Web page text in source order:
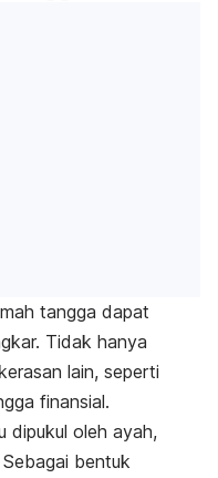
tangga dapat
Tidak hanya
lain, seperti
finansial.
dipukul oleh ayah,
bentuk